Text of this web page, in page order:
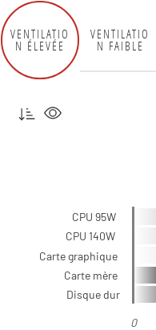
VENTILATIO
N ÉLEVÉE
VENTILATIO
N FAIBLE
0
CPU 95W
CPU 140W
Carte graphique
Carte mère
Disque dur